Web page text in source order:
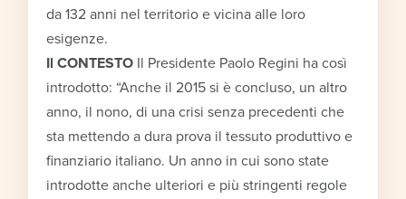
da 132 anni nel territorio e vicina alle loro
esigenze.
Il CONTESTO Il Presidente Paolo Regini ha così
introdotto: “Anche il 2015 si è concluso, un altro
anno, il nono, di una crisi senza precedenti che
sta mettendo a dura prova il tessuto produttivo e
finanziario italiano. Un anno in cui sono state
introdotte anche ulteriori e più stringenti regole